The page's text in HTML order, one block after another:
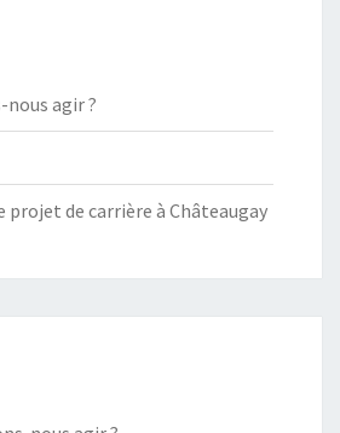
nous agir ?
projet de carrière à Châteaugay